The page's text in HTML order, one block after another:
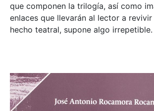
que componen la trilogía, así como
enlaces que llevarán al lector a
hecho teatral, supone algo irrepetible.